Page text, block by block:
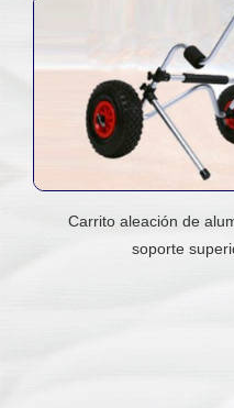
Carrito aleación de
soporte